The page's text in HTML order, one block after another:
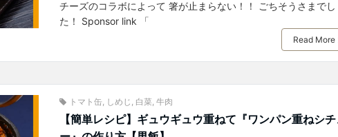
チーズのコラボによって 箸が止まらない！！ ごちそうさまでし
た！ Sponsor link 「
Read More
トマト缶, しめじ 白菜, 牛肉
【簡単レシピ】ギュウギュウ重ねて『ワンパン重ねシチ